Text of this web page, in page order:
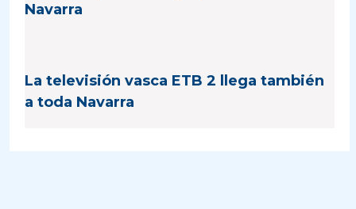
Navarra
La televisión vasca ETB 2 llega también
a toda Navarra